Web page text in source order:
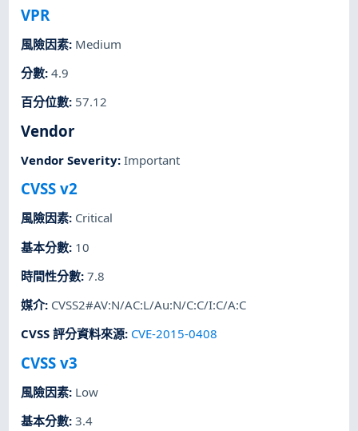
VPR
風險因素: Medium
分數:4.9
百分位數: 57.12
Vendor
Vendor Severity:Important
CVSS v2
風險因素: Critical
基本分數: 10
時間性分數:7.8
媒介: CVSS2#AV:N/AC:L/Au:N/C:C/I:C/A:C
CVSS 評分資料來源: CVE-2015-0408
CVSS v3
風險因素: Low
基本分數:3.4